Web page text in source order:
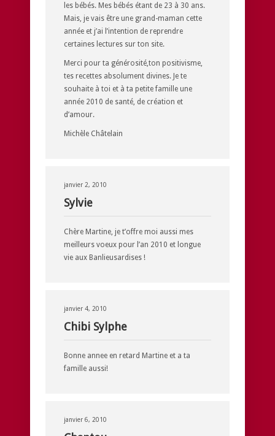
les bébés. Mes bébés étant de 23 à 30 ans.
Mais, je vais être une grand-maman cette
année et j’ai l’intention de reprendre
certaines lectures sur ton site.
Merci pour ta générosité,ton positivisme,
tes recettes absolument divines. Je te
souhaite à toi et à ta petite famille une
année 2010 de santé, de création et
d’amour.
Michèle Châtelain
janvier 2, 2010
Sylvie
Chère Martine, je t’offre moi aussi mes
meilleurs voeux pour l’an 2010 et longue
vie aux Banlieusardises !
janvier 4, 2010
Chibi Sylphe
Bonne annee en retard Martine et a ta
famille aussi!
janvier 6, 2010